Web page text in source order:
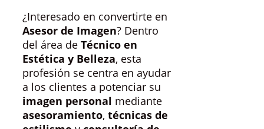
¿Interesado en convertirte en
Asesor de Imagen? Dentro
del área de Técnico en
Estética y Belleza, esta
profesión se centra en ayudar
a los clientes a potenciar su
imagen personal mediante
asesoramiento, técnicas de